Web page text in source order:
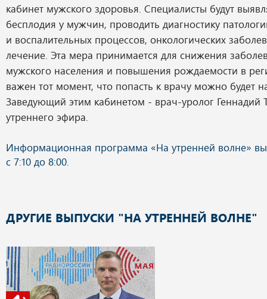
кабинет мужского здоровья. Специалисты будут
бесплодия у мужчин, проводить диагностику
и воспалительных процессов, онкологических
лечение. Эта мера принимается для снижения
мужского населения и повышения рождаемости в
важен тот момент, что попасть к врачу можно будет
Заведующий этим кабинетом - врач-уролог Геннадий
утреннего эфира.
ДРУГИЕ ВЫПУСКИ "НА УТРЕННЕЙ ВОЛНЕ"